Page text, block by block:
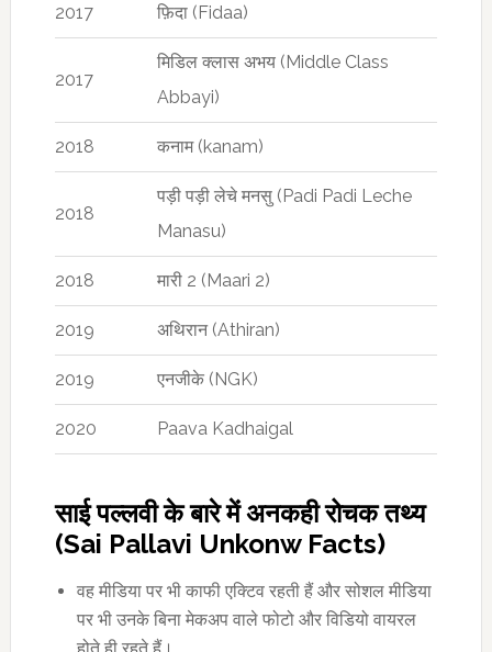
2017 फ़िदा (Fidaa)
2017
मिडिल क्लास अभय (Middle Class
Abbayi)
2018 कनाम (kanam)
2018
पड़ी पड़ी लेचे मनसु (Padi Padi Leche
Manasu)
2018 मारी 2 (Maari 2)
2019 अथिरान (Athiran)
2019 एनजीके (NGK)
2020 Paava Kadhaigal
साई पल्लवी के बारे में अनकही रोचक तथ्य
(Sai Pallavi Unkonw Facts)
वह मीडिया पर भी काफी एक्टिव रहती हैं और सोशल मीडिया
पर भी उनके बिना मेकअप वाले फोटो और विडियो वायरल